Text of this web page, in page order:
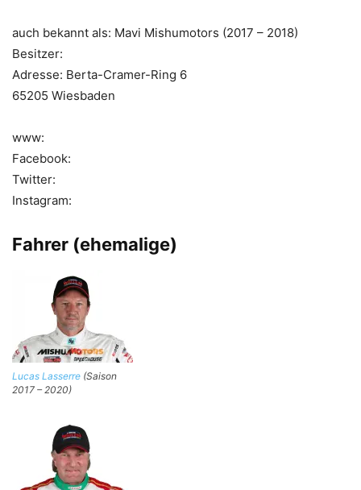
auch bekannt als: Mavi Mishumotors (2017 – 2018)
Besitzer:
Adresse: Berta-Cramer-Ring 6
65205 Wiesbaden
www:
Facebook:
Twitter:
Instagram:
Fahrer (ehemalige)
Lucas Lasserre (Saison
2017 – 2020)